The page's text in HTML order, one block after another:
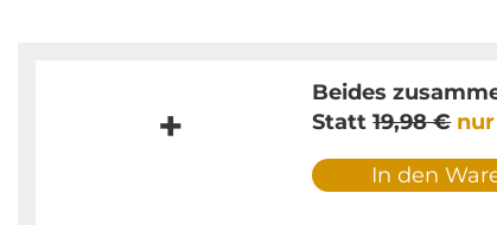
+
Beides
Statt19,98 €
In den